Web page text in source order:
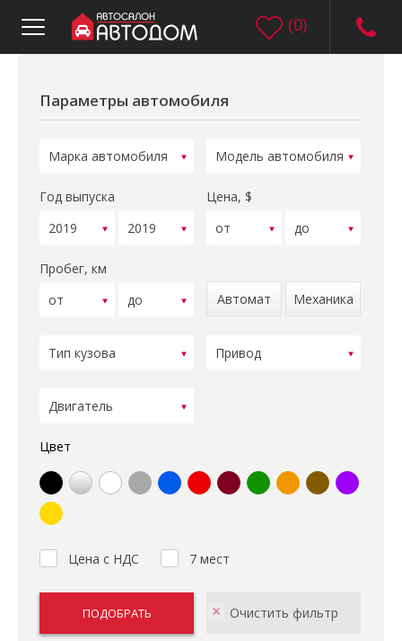
(0)
Параметры автомобиля
Год выпуска Цена, $
Пробег, км
Автомат
Механика
Цвет
Цена с НДС 7 мест